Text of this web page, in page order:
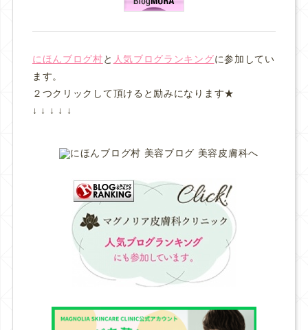
にほんブログ村と 人気ブログランキングに参加してい
ます。
２つクリックして頂けると励みになります★
↓ ↓ ↓ ↓ ↓